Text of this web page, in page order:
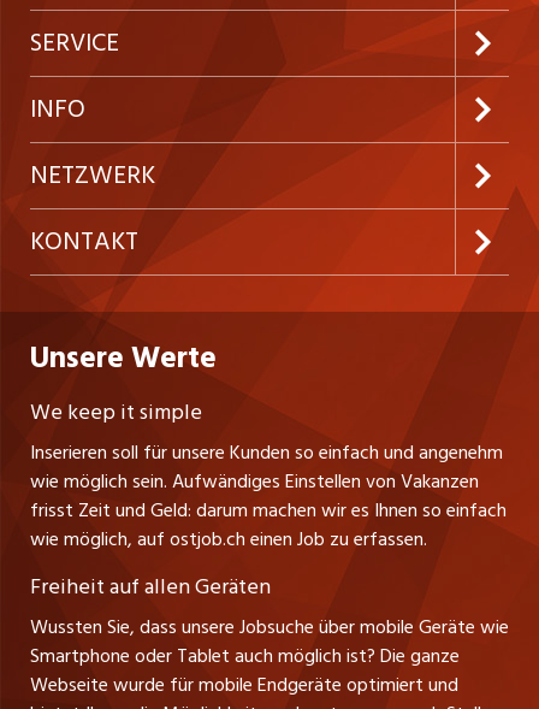
Jobabo abonnieren
Neue Stellen
Festanstellungen
Temporäre Jobs
Freelance Jobs
Praktika
Lehrstellen
Führungspositionen
Management / Kader-Jobs
Berufsgruppen
Top-Regionen
SERVICE
Kundenlogin
Inserieren
Firmen
Personalvermittler
INFO
Preise & Leistungen
AGB
Datenschutzerklärung
Nutzungsbedingungen
Stellenmeldepflicht
Schnittstelle
Impressum
NETZWERK
westjob.at
nicejob.de
myjob.ch
zentraljob.ch
jobbasel.ch
jobbern.ch
jobmittelland.ch
jobzüri.ch
schaffu.ch (VS)
KONTAKT
CH Media Classifieds AG
Fürstenlandstrasse 122
CH-9001 St. Gallen
Tel. +41 71 272 73 80
info@ostjob.ch/inserate@ostjob.ch
Henrik Jasek
Leiter ostjob.ch
Fredy Pillinger
Verkauf und Beratung
Christoph Walzl
Verkauf und Beratung
Unsere Werte
We keep it simple
Inserieren soll für unsere Kunden so einfach und angenehm
wie möglich sein. Aufwändiges Einstellen von Vakanzen
frisst Zeit und Geld: darum machen wir es Ihnen so einfach
wie möglich, auf ostjob.ch einen Job zu erfassen.
Freiheit auf allen Geräten
Wussten Sie, dass unsere Jobsuche über mobile Geräte wie
Smartphone oder Tablet auch möglich ist? Die ganze
Webseite wurde für mobile Endgeräte optimiert und